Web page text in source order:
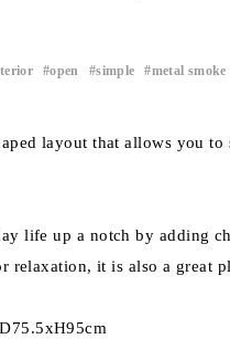
​ ​ open simple ​ ​ metal smoke
layout that allows you to
life up a notch by adding
relaxation, it is also a great